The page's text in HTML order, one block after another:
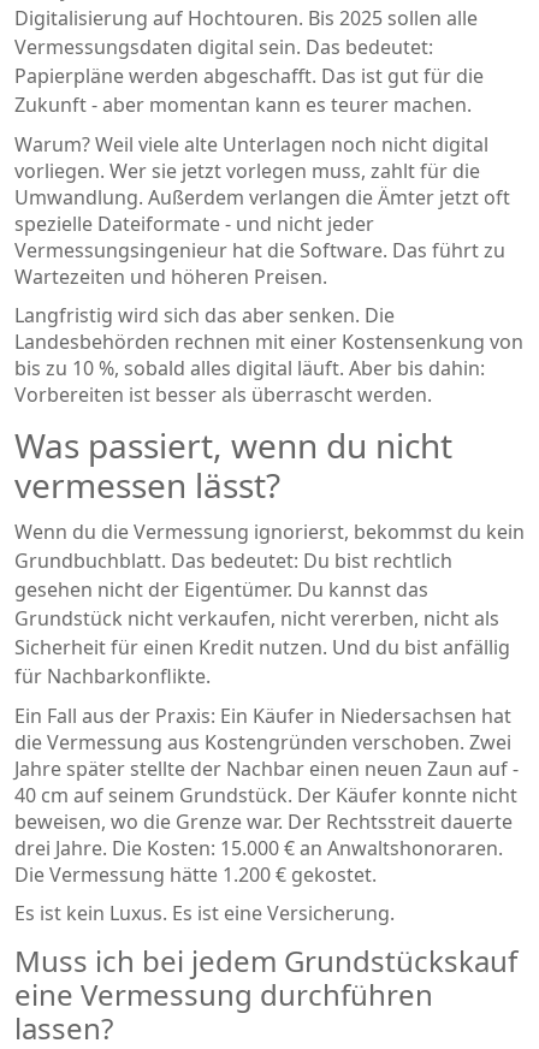
Digitalisierung auf Hochtouren. Bis 2025 sollen alle
Vermessungsdaten digital sein. Das bedeutet:
Papierpläne werden abgeschafft. Das ist gut für die
Zukunft - aber momentan kann es teurer machen.
Warum? Weil viele alte Unterlagen noch nicht digital
vorliegen. Wer sie jetzt vorlegen muss, zahlt für die
Umwandlung. Außerdem verlangen die Ämter jetzt oft
spezielle Dateiformate - und nicht jeder
Vermessungsingenieur hat die Software. Das führt zu
Wartezeiten und höheren Preisen.
Langfristig wird sich das aber senken. Die
Landesbehörden rechnen mit einer Kostensenkung von
bis zu 10 %, sobald alles digital läuft. Aber bis dahin:
Vorbereiten ist besser als überrascht werden.
Was passiert, wenn du nicht
vermessen lässt?
Wenn du die Vermessung ignorierst, bekommst du kein
Grundbuchblatt. Das bedeutet: Du bist rechtlich
gesehen nicht der Eigentümer. Du kannst das
Grundstück nicht verkaufen, nicht vererben, nicht als
Sicherheit für einen Kredit nutzen. Und du bist anfällig
für Nachbarkonflikte.
Ein Fall aus der Praxis: Ein Käufer in Niedersachsen hat
die Vermessung aus Kostengründen verschoben. Zwei
Jahre später stellte der Nachbar einen neuen Zaun auf -
40 cm auf seinem Grundstück. Der Käufer konnte nicht
beweisen, wo die Grenze war. Der Rechtsstreit dauerte
drei Jahre. Die Kosten: 15.000 € an Anwaltshonoraren.
Die Vermessung hätte 1.200 € gekostet.
Es ist kein Luxus. Es ist eine Versicherung.
Muss ich bei jedem Grundstückskauf
eine Vermessung durchführen
lassen?